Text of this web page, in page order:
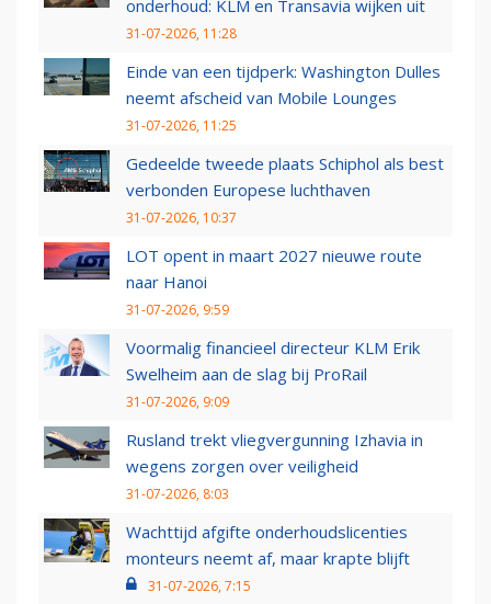
onderhoud: KLM en Transavia wijken uit
31-07-2026, 11:28
Einde van een tijdperk: Washington Dulles
neemt afscheid van Mobile Lounges
31-07-2026, 11:25
Gedeelde tweede plaats Schiphol als best
verbonden Europese luchthaven
31-07-2026, 10:37
LOT opent in maart 2027 nieuwe route
naar Hanoi
31-07-2026, 9:59
Voormalig financieel directeur KLM Erik
Swelheim aan de slag bij ProRail
31-07-2026, 9:09
Rusland trekt vliegvergunning Izhavia in
wegens zorgen over veiligheid
31-07-2026, 8:03
Wachttijd afgifte onderhoudslicenties
monteurs neemt af, maar krapte blijft
31-07-2026, 7:15